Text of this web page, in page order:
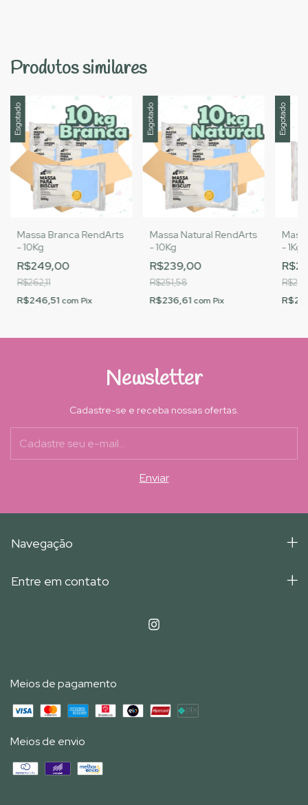
Produtos similares
Esgotado
Massa Branca RendArts
- 10Kg
R$249,00
R$262,11
R$246,51 com Pix
Esgotado
Massa Natural RendArts
- 10Kg
R$239,00
R$251,58
R$236,61 com Pix
Esgotado
- 1Kg
Newsletter
Cadastre-se e receba nossas ofertas.
Navegação
Entre em contato
Meios de pagamento
Meios de envio